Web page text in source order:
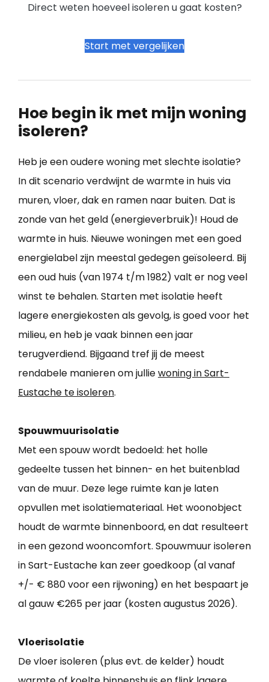
Direct weten hoeveel isoleren u gaat kosten?
Start met vergelijken
Hoe begin ik met mijn woning
isoleren?
Heb je een oudere woning met slechte isolatie?
In dit scenario verdwijnt de warmte in huis via
muren, vloer, dak en ramen naar buiten. Dat is
zonde van het geld (energieverbruik)! Houd de
warmte in huis. Nieuwe woningen met een goed
energielabel zijn meestal gedegen geïsoleerd. Bij
een oud huis (van 1974 t/m 1982) valt er nog veel
winst te behalen. Starten met isolatie heeft
lagere energiekosten als gevolg, is goed voor het
milieu, en heb je vaak binnen een jaar
terugverdiend. Bijgaand tref jij de meest
rendabele manieren om julliewoning in Sart-
Eustache te isoleren.
Spouwmuurisolatie
Met een spouw wordt bedoeld: het holle
gedeelte tussen het binnen- en het buitenblad
van de muur. Deze lege ruimte kan je laten
opvullen met isolatiemateriaal. Het woonobject
houdt de warmte binnenboord, en dat resulteert
in een gezond wooncomfort. Spouwmuur isoleren
in Sart-Eustache kan zeer goedkoop (al vanaf
+/- € 880 voor een rijwoning) en het bespaart je
al gauw €265 per jaar (kosten augustus 2026).
Vloerisolatie
De vloer isoleren (plus evt. de kelder) houdt